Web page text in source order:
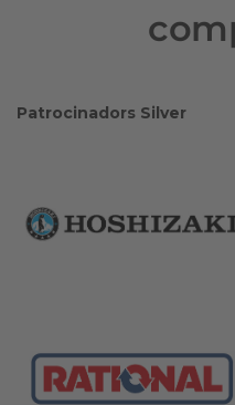
Patrocinadors Silver